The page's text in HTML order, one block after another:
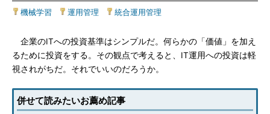
機械学習 運用管理 統合運用管理
企業のITへの投資基準はシンプルだ。何らかの「価値」を加え
るために投資をする。その観点で考えると、IT運用への投資は軽
視されがちだ。それでいいのだろうか。
併せて読みたいお薦め記事